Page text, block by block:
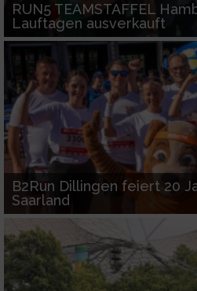
RUN5 TEAMSTAFFEL
Lauftagen ausverkauft
B2Run Dillingen feiert 20
Saarland